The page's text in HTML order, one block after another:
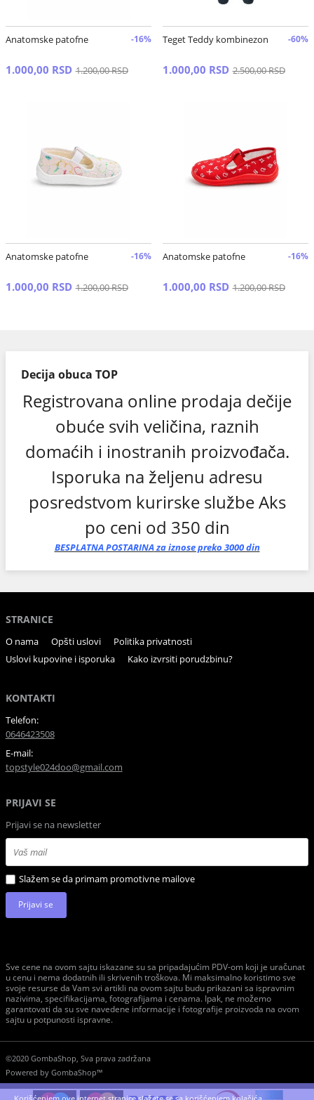
Anatomske patofne -16%
1.000,00 RSD 1.200,00 RSD
Teget Teddy kombinezon -60%
1.000,00 RSD 2.500,00 RSD
Anatomske patofne -16%
1.000,00 RSD 1.200,00 RSD
Anatomske patofne -16%
1.000,00 RSD 1.200,00 RSD
Decija obuca TOP
Registrovana online prodaja dečije
obuće svih veličina, raznih
domaćih i inostranih proizvođača.
Isporuka na željenu adresu
posredstvom kurirske službe Aks
po ceni od 350 din
BESPLATNAPOSTARINAza iznose preko 3000 din
STRANICE
O nama Opšti uslovi
Politika privatnosti
Uslovi kupovine i isporuka
Kako izvrsiti porudzbinu?
KONTAKTI
Telefon:
0646423508
E-mail:
topstyle024doo@gmail.com
PRIJAVI SE
Prijavi se na newsletter
Slažem se da primam promotivne mailove
Prijavi se
Sve cene na ovom sajtu iskazane su sa pripadajućim PDV-om koji je uračunat
u cenu i nema dodatnih ili skrivenih troškova. Mi maksimalno koristimo sve
svoje resurse da Vam svi artikli na ovom sajtu budu prikazani sa ispravnim
nazivima, specifikacijama, fotografijama i cenama. Ipak, ne možemo
garantovati da su sve navedene informacije i fotografije proizvoda na ovom
sajtu u potpunosti ispravne.
©2020 GombaShop, Sva prava zadržana
Powered by GombaShop™